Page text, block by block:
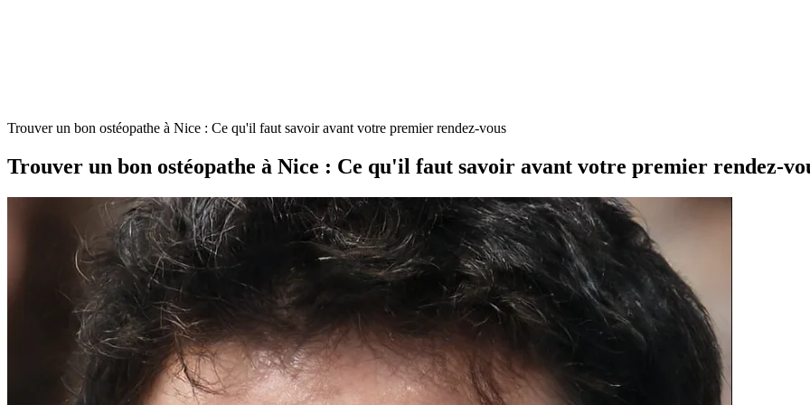
Trouver un bon ostéopathe à Nice : Ce qu'il faut savoir avant votre premier rendez-vous
Trouver un bon ostéopathe à Nice : Ce qu'il faut savoir avant votre premier rendez-